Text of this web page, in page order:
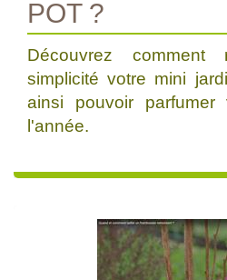
POT ?
Découvrez
simplicité votre mini
ainsi pouvoir parfumer
l'année.